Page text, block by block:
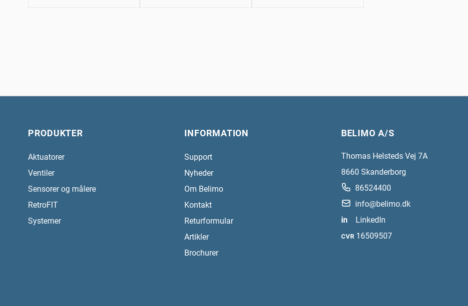
PRODUKTER
Aktuatorer
Ventiler
Sensorer og målere
RetroFIT
Systemer
INFORMATION
Support
Nyheder
Om Belimo
Kontakt
Returformular
Artikler
Brochurer
BELIMO A/S
Thomas Helsteds Vej 7A
8660 Skanderborg
86524400
info@belimo.dk
in
LinkedIn
CVR 16509507